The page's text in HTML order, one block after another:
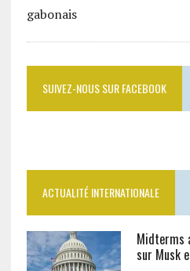
SUIVEZ-NOUS SUR FACEBOOK
ACTUALITÉ INTERNATIONALE
Midterms
sur Musk